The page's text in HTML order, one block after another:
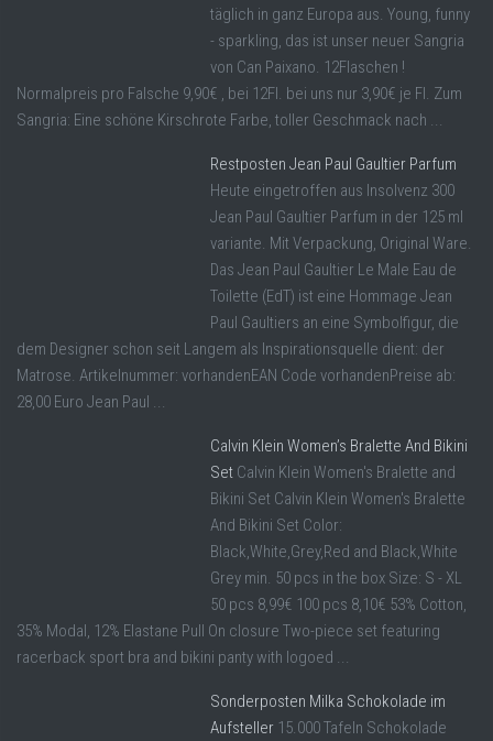
täglich in ganz Europa aus. Young, funny
- sparkling, das ist unser neuer Sangria
von Can Paixano. 12Flaschen !
Normalpreis pro Falsche 9,90€ , bei 12Fl. bei uns nur 3,90€ je Fl. Zum
Sangria: Eine schöne Kirschrote Farbe, toller Geschmack nach ...
Restposten Jean Paul Gaultier Parfum
Heute eingetroffen aus Insolvenz 300
Jean Paul Gaultier Parfum in der 125 ml
variante. Mit Verpackung, Original Ware.
Das Jean Paul Gaultier Le Male Eau de
Toilette (EdT) ist eine Hommage Jean
Paul Gaultiers an eine Symbolfigur, die
dem Designer schon seit Langem als Inspirationsquelle dient: der
Matrose. Artikelnummer: vorhandenEAN Code vorhandenPreise ab:
28,00 Euro Jean Paul ...
Calvin Klein Women’s Bralette And Bikini
Set Calvin Klein Women's Bralette and
Bikini Set Calvin Klein Women's Bralette
And Bikini Set Color:
Black,White,Grey,Red and Black,White
Grey min. 50 pcs in the box Size: S - XL
50 pcs 8,99€ 100 pcs 8,10€ 53% Cotton,
35% Modal, 12% Elastane Pull On closure Two-piece set featuring
racerback sport bra and bikini panty with logoed ...
Sonderposten Milka Schokolade im
Aufsteller 15.000 Tafeln Schokolade